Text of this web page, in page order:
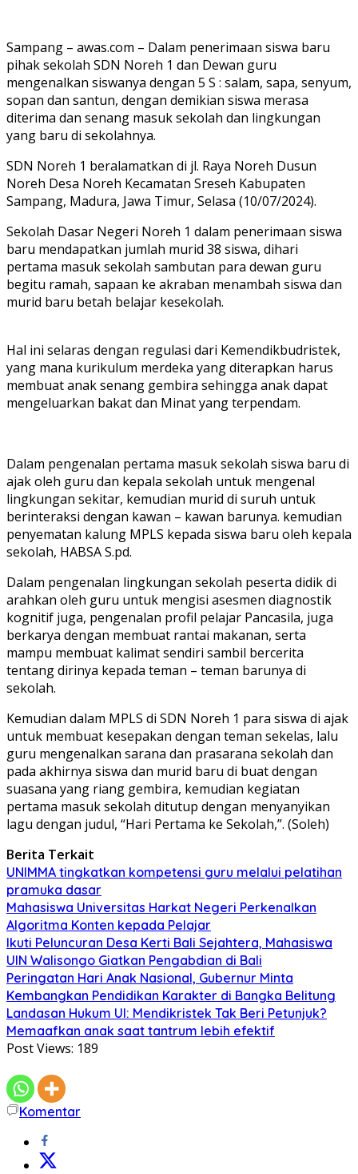
Sampang – awas.com – Dalam penerimaan siswa baru
pihak sekolah SDN Noreh 1 dan Dewan guru
mengenalkan siswanya dengan 5 S : salam, sapa, senyum,
sopan dan santun, dengan demikian siswa merasa
diterima dan senang masuk sekolah dan lingkungan
yang baru di sekolahnya.
SDN Noreh 1 beralamatkan di jl. Raya Noreh Dusun
Noreh Desa Noreh Kecamatan Sreseh Kabupaten
Sampang, Madura, Jawa Timur, Selasa (10/07/2024).
Sekolah Dasar Negeri Noreh 1 dalam penerimaan siswa
baru mendapatkan jumlah murid 38 siswa, dihari
pertama masuk sekolah sambutan para dewan guru
begitu ramah, sapaan ke akraban menambah siswa dan
murid baru betah belajar kesekolah.
Hal ini selaras dengan regulasi dari Kemendikbudristek,
yang mana kurikulum merdeka yang diterapkan harus
membuat anak senang gembira sehingga anak dapat
mengeluarkan bakat dan Minat yang terpendam.
Dalam pengenalan pertama masuk sekolah siswa baru di
ajak oleh guru dan kepala sekolah untuk mengenal
lingkungan sekitar, kemudian murid di suruh untuk
berinteraksi dengan kawan – kawan barunya. kemudian
penyematan kalung MPLS kepada siswa baru oleh kepala
sekolah, HABSA S.pd.
Dalam pengenalan lingkungan sekolah peserta didik di
arahkan oleh guru untuk mengisi asesmen diagnostik
kognitif juga, pengenalan profil pelajar Pancasila, juga
berkarya dengan membuat rantai makanan, serta
mampu membuat kalimat sendiri sambil bercerita
tentang dirinya kepada teman – teman barunya di
sekolah.
Kemudian dalam MPLS di SDN Noreh 1 para siswa di ajak
untuk membuat kesepakan dengan teman sekelas, lalu
guru mengenalkan sarana dan prasarana sekolah dan
pada akhirnya siswa dan murid baru di buat dengan
suasana yang riang gembira, kemudian kegiatan
pertama masuk sekolah ditutup dengan menyanyikan
lagu dengan judul, “Hari Pertama ke Sekolah,”. (Soleh)
Berita Terkait
UNIMMA tingkatkan kompetensi guru melalui pelatihan
pramuka dasar
Mahasiswa Universitas Harkat Negeri Perkenalkan
Algoritma Konten kepada Pelajar
Ikuti Peluncuran Desa Kerti Bali Sejahtera, Mahasiswa
UIN Walisongo Giatkan Pengabdian di Bali
Peringatan Hari Anak Nasional, Gubernur Minta
Kembangkan Pendidikan Karakter di Bangka Belitung
Landasan Hukum UI: Mendikristek Tak Beri Petunjuk?
Memaafkan anak saat tantrum lebih efektif
Post Views: 189
Komentar